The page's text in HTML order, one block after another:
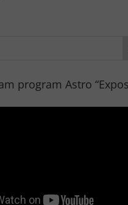
program Astro